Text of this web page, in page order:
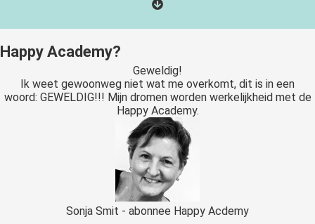
Happy Academy?
Geweldig!
Ik weet gewoonweg niet wat me overkomt, dit is in een
woord: GEWELDIG!!! Mijn dromen worden werkelijkheid met de
Happy Academy.
Sonja Smit - abonnee Happy Acdemy